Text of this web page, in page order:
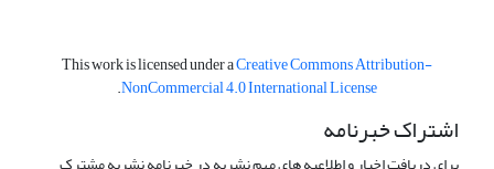
This work is licensed under aCreative Commons Attribution-
NonCommercial 4.0 International License
.
اشتراک خبرنامه